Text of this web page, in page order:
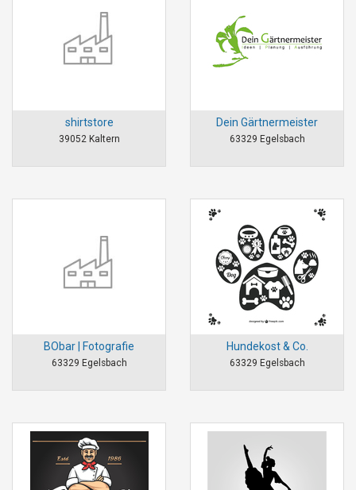
shirtstore
39052 Kaltern
Dein Gärtnermeister
63329 Egelsbach
BObar | Fotografie
63329 Egelsbach
Hundekost & Co.
63329 Egelsbach